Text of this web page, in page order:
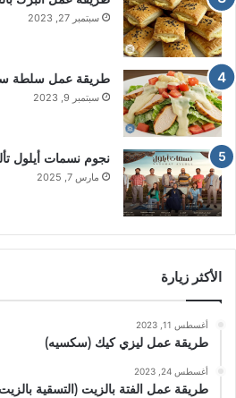
سبتمبر 27, 2023
طريقة عمل سلطة
سبتمبر 9, 2023
نجوم نسمات أيلول
مارس 7, 2025
الأكثر زيارة
أغسطس 11, 2023
طريقة عمل ليزي كيك (سكسيه)
أغسطس 24, 2023
طريقة عمل الفتة بالزيت (التسقية